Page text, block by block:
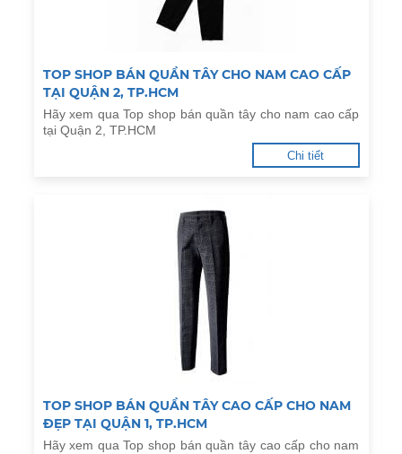
TOP SHOP BÁN QUẦN TÂY CHO NAM CAO CẤP
TẠI QUẬN 2, TP.HCM
Hãy xem qua Top shop bán quần tây cho nam cao cấp
tại Quận 2, TP.HCM
Chi tiết
TOP SHOP BÁN QUẦN TÂY CAO CẤP CHO NAM
ĐẸP TẠI QUẬN 1, TP.HCM
Hãy xem qua Top shop bán quần tây cao cấp cho nam